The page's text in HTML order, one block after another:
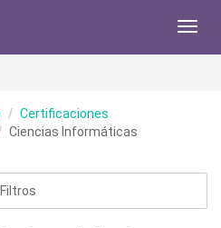
Certificaciones
Ciencias Informáticas
Filtros